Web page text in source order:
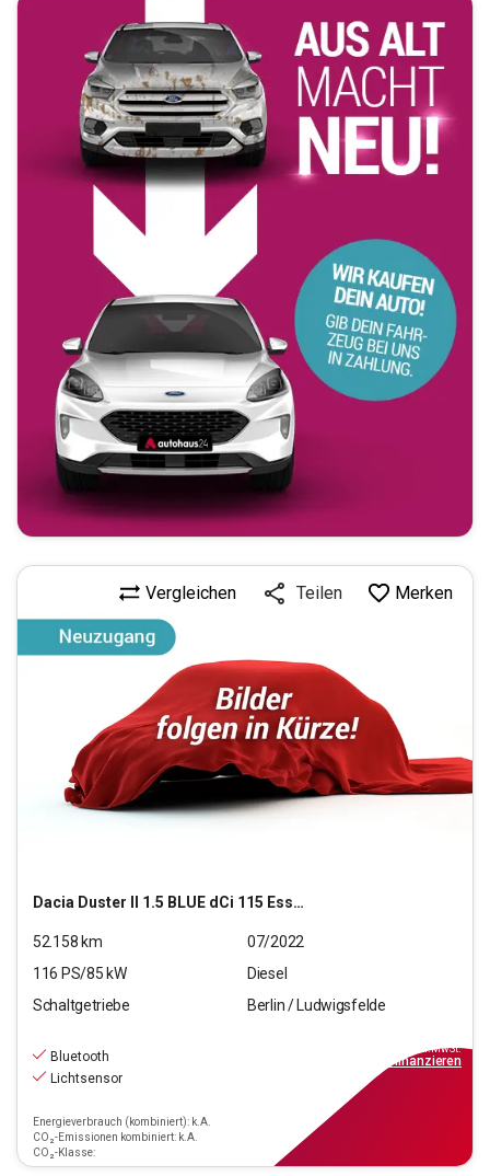
Dacia Duster II 1.5 BLUE dCi 115 Essential 2WD (EURO 6d)
Vergleichen Teilen Merken
52.158 km
07/2022
116 PS/85 kW
Diesel
Schaltgetriebe
Berlin / Ludwigsfelde
Bluetooth
Lichtsensor
Energieverbrauch (kombiniert): k.A.
CO₂-Emissionen kombiniert: k.A.
CO₂-Klasse:
inkl.MwSt.
finanzieren